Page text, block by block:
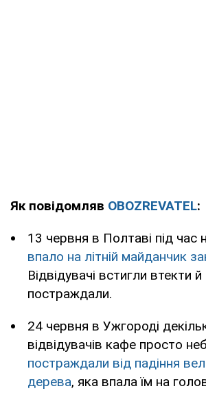
Як повідомляв OBOZREVATEL:
13 червня в Полтаві під час
впало на літній майданчик
Відвідувачі встигли втекти й
постраждали.
24 червня в Ужгороді
відвідувачів кафе просто
постраждали від падіння
дерева, яка впала їм на